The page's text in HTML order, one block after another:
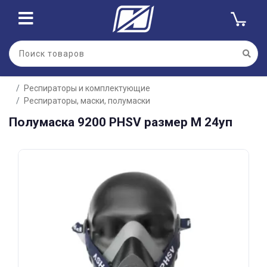
Респираторы и комплектующие
Респираторы, маски, полумаски
Полумаска 9200 PHSV размер M 24уп
Для клиентов всех банков
Разбейте
оплатуна части
График платежей